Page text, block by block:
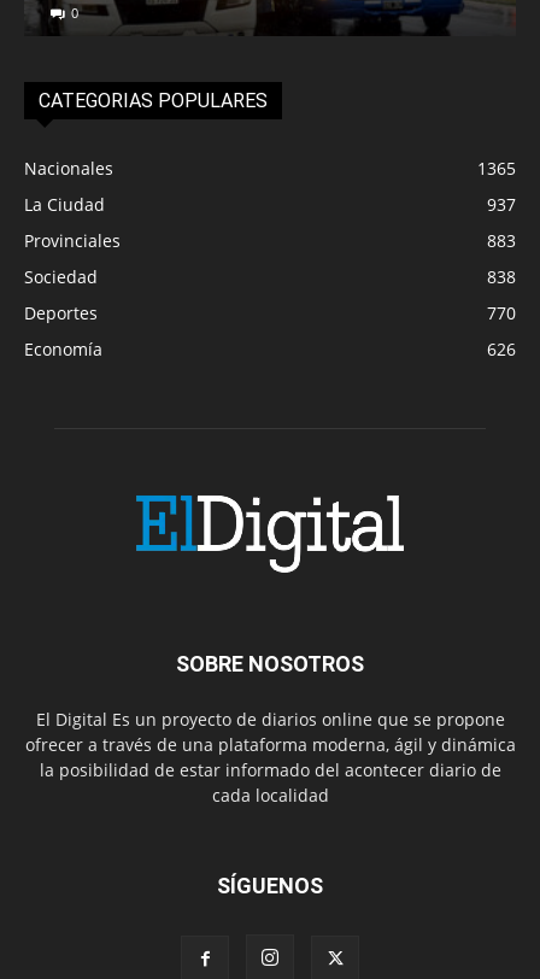
0
CATEGORIAS POPULARES
Nacionales
1365
La Ciudad
937
Provinciales
883
Sociedad
838
Deportes
770
Economía
626
SOBRE NOSOTROS
El Digital Es un proyecto de diarios online que se propone
ofrecer a través de una plataforma moderna, ágil y dinámica
la posibilidad de estar informado del acontecer diario de
cada localidad
SÍGUENOS